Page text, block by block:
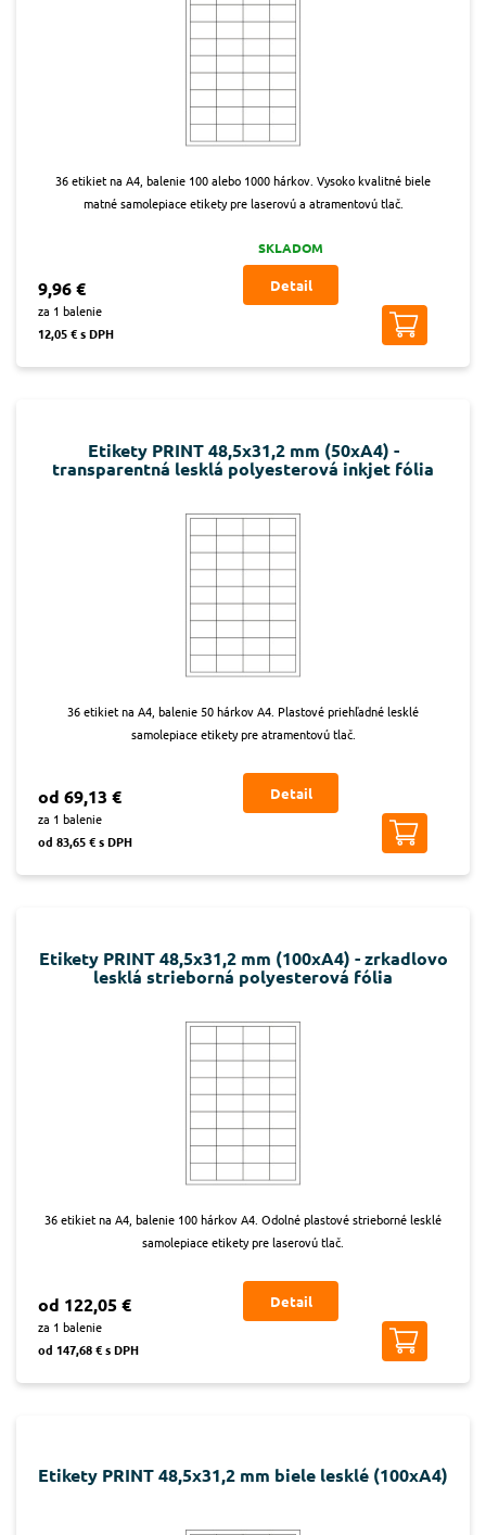
36 etikiet na A4, balenie 100 alebo 1000 hárkov. Vysoko kvalitné biele
matné samolepiace etikety pre laserovú a atramentovú tlač.
9,96 €
za 1 balenie
12,05 € s DPH
SKLADOM
Detail
Etikety PRINT 48,5x31,2 mm (50xA4) -
transparentná lesklá polyesterová inkjet fólia
36 etikiet na A4, balenie 50 hárkov A4. Plastové priehľadné lesklé
samolepiace etikety pre atramentovú tlač.
od 69,13 €
za 1 balenie
od 83,65 € s DPH
Detail
Etikety PRINT 48,5x31,2 mm (100xA4) - zrkadlovo
lesklá strieborná polyesterová fólia
36 etikiet na A4, balenie 100 hárkov A4. Odolné plastové strieborné lesklé
samolepiace etikety pre laserovú tlač.
od 122,05 €
za 1 balenie
od 147,68 € s DPH
Detail
Etikety PRINT 48,5x31,2 mm biele lesklé (100xA4)